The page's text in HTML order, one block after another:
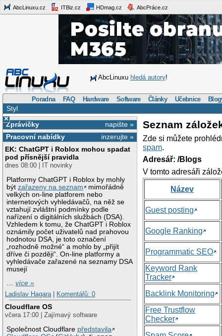
AbcLinuxu.cz ITBiz.cz HDmag.cz AbcPráce.cz
AbcLinuxu hledá autory!
Poradna FAQ Hardware Software Články Učebnice
Styl
×
napište »
Zprávičky
inzerujte »
Pracovní nabídky
EK: ChatGPT i Roblox mohou spadat
pod přísnější pravidla
dnes 08:00 | IT novinky
Platformy ChatGPT i Roblox by mohly
býtzařazeny na seznam
mimořádně
velkých on-line platforem nebo
internetových vyhledávačů, na něž se
vztahují zvláštní podmínky podle
nařízení o digitálních službách (DSA).
Vzhledem k tomu, že ChatGPT i Roblox
oznámily počet uživatelů nad prahovou
hodnotou DSA, je toto označení
„rozhodně možné“ a mohlo by „přijít
dříve či později“. On-line platformy a
vyhledávače zařazené na seznamy DSA
musejí
…více »
Ladislav Hagara
Komentářů: 0
Cloudflare OS
včera 17:00 | Zajímavý software
Společnost Cloudflare představila
Seznam
Zde si můžete
spam.
Adresář: /Blogs
V tomto adresáři
Název
Guest posting
Google Ranking
Programmatic SEO
Keyword Rank
Tracker
Backlink Monitoring
Free Trustflow
Checker